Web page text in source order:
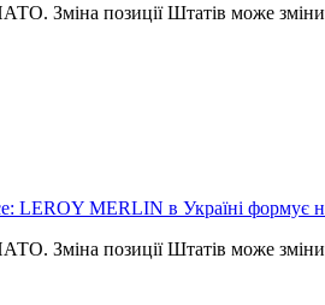
Зміна позиції Штатів може
LEROY MERLIN в Україні формує
Зміна позиції Штатів може